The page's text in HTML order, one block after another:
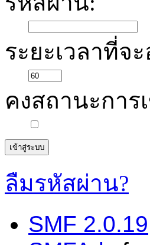
ระยะเวลาที่จ
คงสถานะการ
ลืมรหัสผ่าน?
SMF 2.0.19